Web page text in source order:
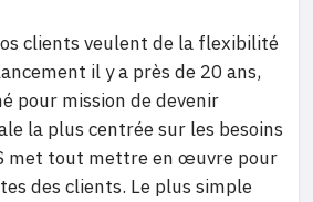
clients veulent de la flexibilité
il y a près de 20 ans,
pour mission de devenir
la plus centrée sur les besoins
met tout mettre en œuvre pour
des clients. Le plus simple